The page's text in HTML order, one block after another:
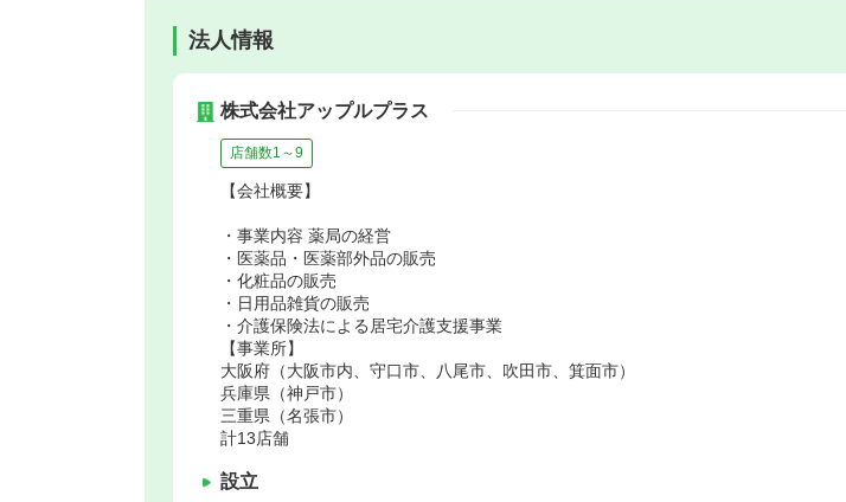
法人情報
株式会社アップルプラス
店舗数1～9
【会社概要】
・事業内容 薬局の経営
・医薬品・医薬部外品の販売
・化粧品の販売
・日用品雑貨の販売
・介護保険法による居宅介護支援事業
【事業所】
大阪府（大阪市内、守口市、八尾市、吹田市、箕面市）
兵庫県（神戸市）
三重県（名張市）
計13店舗
設立